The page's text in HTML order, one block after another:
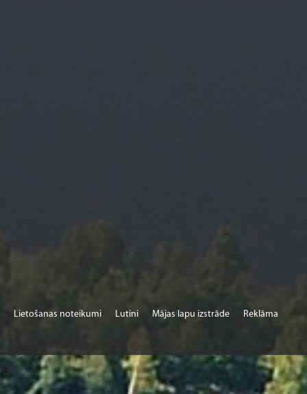
Lietošanas noteikumi Lutini Mājas lapu izstrāde Reklāma